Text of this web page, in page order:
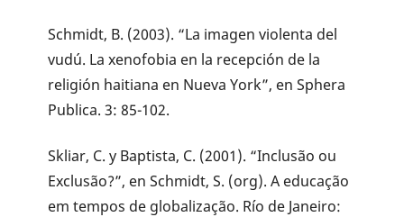
Schmidt, B. (2003). “La imagen violenta del
vudú. La xenofobia en la recepción de la
religión haitiana en Nueva York”, en Sphera
Publica. 3: 85-102.
Skliar, C. y Baptista, C. (2001). “Inclusão ou
Exclusão?”, en Schmidt, S. (org). A educação
em tempos de globalização. Río de Janeiro: